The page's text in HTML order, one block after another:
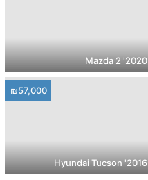
2020' Mazda 2
₪57,000
2016' Hyundai Tucson